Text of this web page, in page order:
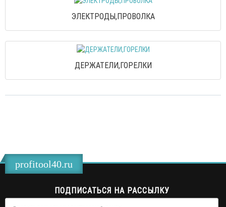
ЭЛЕКТРОДЫ,ПРОВОЛКА
ДЕРЖАТЕЛИ,ГОРЕЛКИ
profitool40.ru
ПОДПИСАТЬСЯ НА РАССЫЛКУ